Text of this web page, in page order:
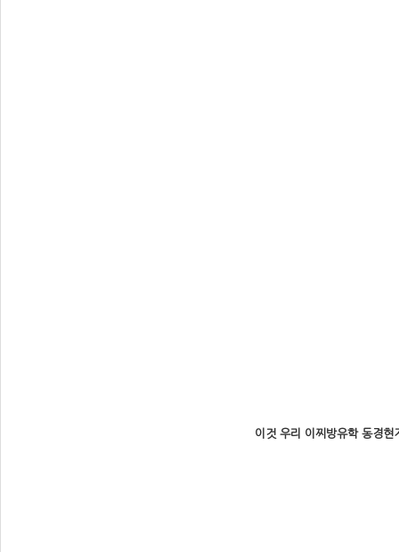
이것 우리 이찌방유학 동경